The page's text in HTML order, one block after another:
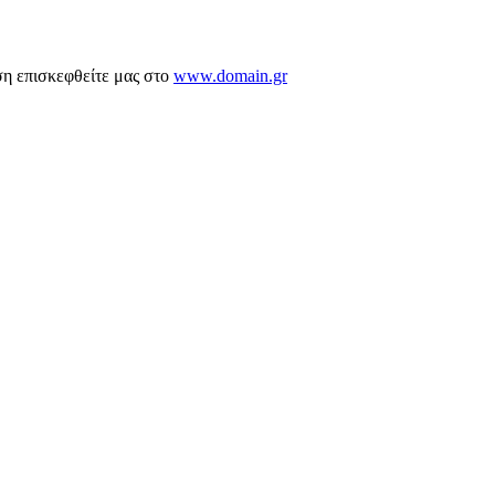
επισκεφθείτε μας στο www.domain.gr